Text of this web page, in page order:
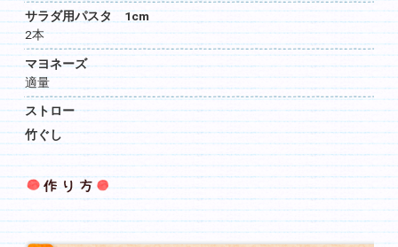
サラダ用パスタ 1cm
2本
マヨネーズ
適量
ストロー
竹ぐし
作り方